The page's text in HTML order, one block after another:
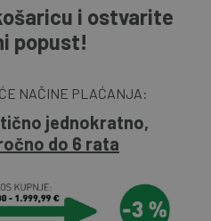
i ostvarite
popust!
NAČINE PLAĆANJA:
jednokratno,
do 6 rata